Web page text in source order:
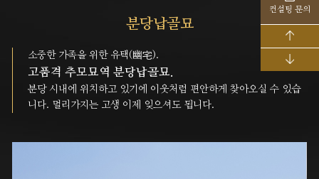
컨설팅 문의
분당납골묘
소중한 가족을 위한 유택(幽宅).
고품격 추모묘역 분당납골묘.
분당 시내에 위치하고 있기에 이웃처럼 편안하게 찾아오실 수 있습
니다. 멀리가지는 고생 이제 잊으셔도 됩니다.